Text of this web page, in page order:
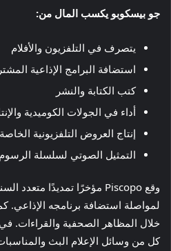
جو بيسكوبو يكسب المال من:
يتصرف في التلفزيون والأفلام
استضافة البرامج الإذاعية
كتب الكتابة والنشر
أداء في الجولات الكوميدية
إنتاج العروض التلفزيونية الخاصة
التمثيل الصوتي لسلسلة
لمواصلة استضافة برنامجه الإذاعي.
كل من وسائل الإعلام البث